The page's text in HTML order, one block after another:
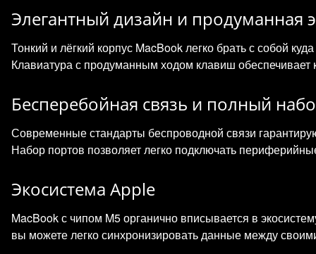
Элегантный дизайн и продуманная
Тонкий и лёгкий корпус MacBook легко брать с собой
Клавиатура с продуманным ходом клавиш
Бесперебойная связь и полный
Современные стандарты беспроводной связи
Набор портов позволяет легко подключать
Экосистема Apple
MacBook с чипом M5 органично вписывается в
вы можете легко синхронизировать данные между